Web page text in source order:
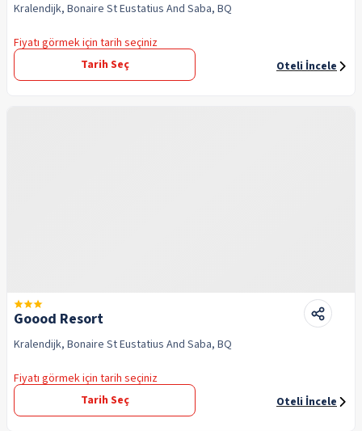
Kralendijk, Bonaire St Eustatius And Saba, BQ
Fiyatı görmek için tarih seçiniz
Tarih Seç
Oteli İncele
Goood Resort
Kralendijk, Bonaire St Eustatius And Saba, BQ
Fiyatı görmek için tarih seçiniz
Tarih Seç
Oteli İncele